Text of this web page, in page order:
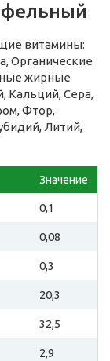
витамины:
Органические
жирные
Кальций, Сера,
Фтор,
Литий,
Значение
0,1
0,08
0,3
20,3
32,5
2,9